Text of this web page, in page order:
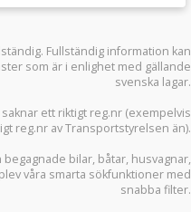
Fullständig information kan
som är i enlighet med gällande
svenska lagar.
ett riktigt reg.nr (exempelvis
reg.nr av Transportstyrelsen än).
begagnade bilar, båtar, husvagnar,
våra smarta sökfunktioner med
snabba filter.